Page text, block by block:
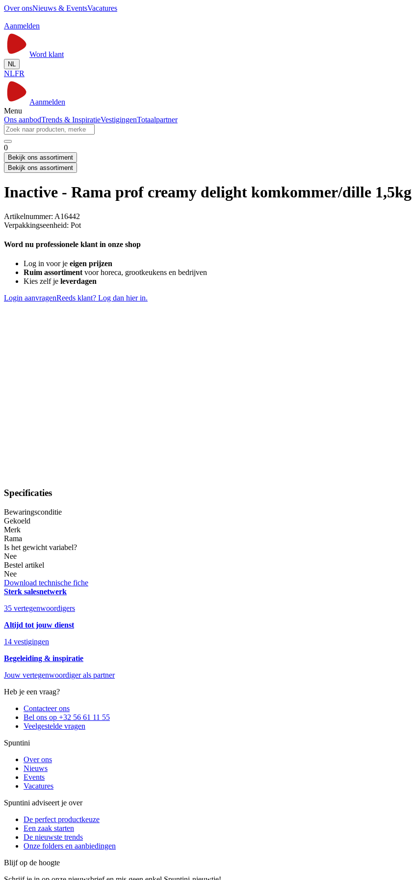
Over onsNieuws & EventsVacatures
Aanmelden
Word klant
NL
NLFR
Aanmelden
Menu
Ons aanbodTrends & InspiratieVestigingenTotaalpartner
0
Bekijk ons assortiment
Bekijk ons assortiment
Inactive - Rama prof creamy delight komkommer/dille 1,5kg
Artikelnummer: A16442
Verpakkingseenheid: Pot
Word nu professionele klant in onze shop
Log in voor je eigen prijzen
Ruim assortimentvoor horeca, grootkeukens en bedrijven
Kies zelf je leverdagen
Login aanvragenReeds klant? Log dan hier in.
Specificaties
Bewaringsconditie
Gekoeld
Merk
Rama
Is het gewicht variabel?
Nee
Bestel artikel
Nee
Download technische fiche
Sterk salesnetwerk
35 vertegenwoordigers
Altijd tot jouw dienst
14 vestigingen
Begeleiding & inspiratie
Jouw vertegenwoordiger als partner
Heb je een vraag?
Contacteer ons
Bel ons op +32 56 61 11 55
Veelgestelde vragen
Spuntini
Over ons
Nieuws
Events
Vacatures
Spuntini adviseert je over
De perfect productkeuze
Een zaak starten
De nieuwste trends
Onze folders en aanbiedingen
Blijf op de hoogte